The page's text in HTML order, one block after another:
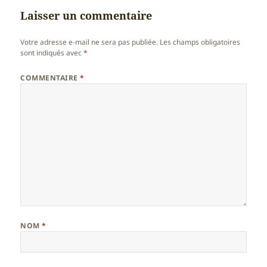
Laisser un commentaire
Votre adresse e-mail ne sera pas publiée. Les champs obligatoires
sont indiqués avec*
COMMENTAIRE*
NOM*